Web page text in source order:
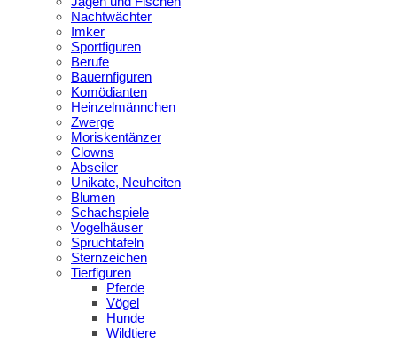
Nachtwächter
Imker
Sportfiguren
Berufe
Bauernfiguren
Komödianten
Heinzelmännchen
Zwerge
Moriskentänzer
Clowns
Abseiler
Unikate, Neuheiten
Blumen
Schachspiele
Vogelhäuser
Spruchtafeln
Sternzeichen
Tierfiguren
Pferde
Vögel
Hunde
Wildtiere